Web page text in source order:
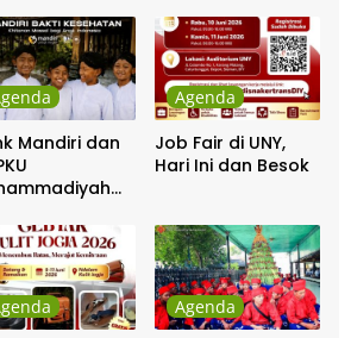
Mandiri dan
Agenda
Job Fair di UNY,
Hari Ini dan Besok
Agenda